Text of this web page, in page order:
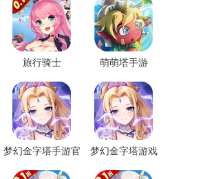
旅行骑士 萌萌塔手游
梦幻金字塔手游官
方版
梦幻金字塔游戏